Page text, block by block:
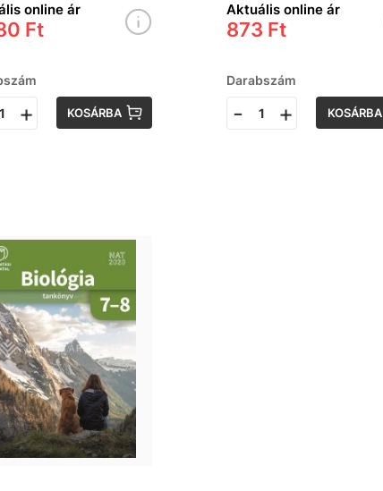
online ár
Ft
+ KOSÁRBA
Aktuális online ár
873 Ft
Darabszám
- + KOSÁRBA